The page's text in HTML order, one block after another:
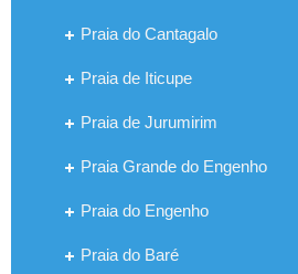
Praia do Cantagalo
Praia de Iticupe
Praia de Jurumirim
Praia Grande do Engenho
Praia do Engenho
Praia do Baré